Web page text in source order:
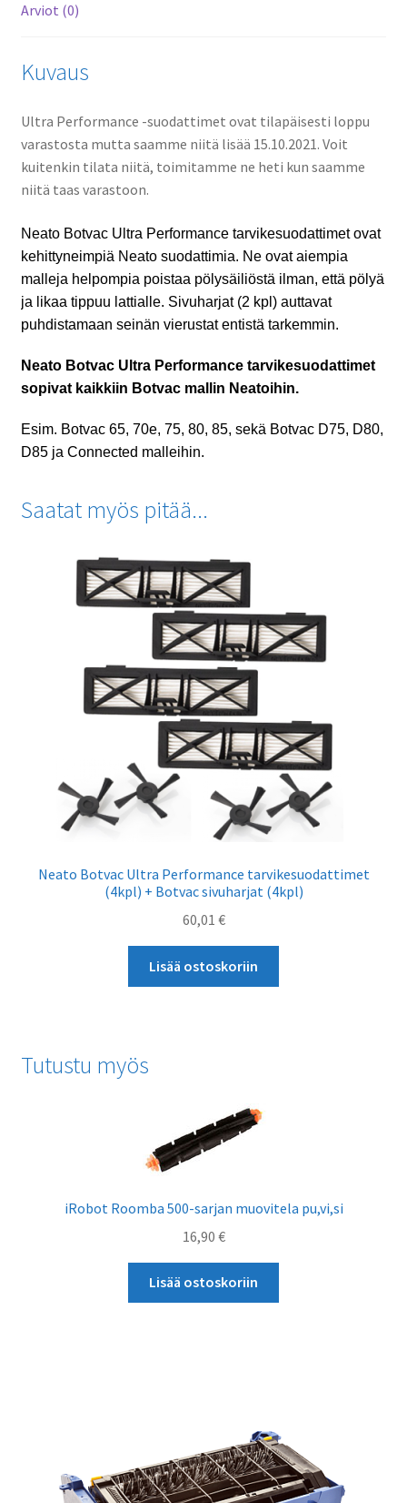
Arviot (0)
Kuvaus
Ultra Performance -suodattimet ovat tilapäisesti loppu
varastosta mutta saamme niitä lisää 15.10.2021. Voit
kuitenkin tilata niitä, toimitamme ne heti kun saamme
niitä taas varastoon.
Neato Botvac Ultra Performance tarvikesuodattimet ovat
kehittyneimpiä Neato suodattimia. Ne ovat aiempia
malleja helpompia poistaa pölysäiliöstä ilman, että pölyä
ja likaa tippuu lattialle. Sivuharjat (2 kpl) auttavat
puhdistamaan seinän vierustat entistä tarkemmin.
Neato Botvac Ultra Performance tarvikesuodattimet
sopivat kaikkiin Botvac mallin Neatoihin.
Esim. Botvac 65, 70e, 75, 80, 85, sekä Botvac D75, D80,
D85 ja Connected malleihin.
Saatat myös pitää...
Neato Botvac Ultra Performance tarvikesuodattimet
(4kpl) + Botvac sivuharjat (4kpl)
60,01 €
Lisää ostoskoriin
Tutustu myös
iRobot Roomba 500-sarjan muovitela pu,vi,si
16,90 €
Lisää ostoskoriin